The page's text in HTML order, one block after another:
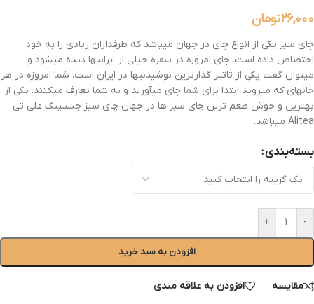
۲۶,۰۰۰تومان
چای سبز یکی از انواع چای در جهان میباشد که طرفداران زیادی را به خود
اختصاص داده است. چای امروزه در سفره خیلی از ایرانیها دیده میشود و
میتوان گفت یکی از تاثیر گذارترین نوشیدنیها در ایران است. شما امروزه در هر
خانهای که میروید ابتدا برای شما چای میآورند و به شما تعارف میکنند. یکی از
بهترین و خوش طعم ترین چای سبز ها در جهان چای سبز جنسینگ علی تی
Alitea میباشد.
بسته‌بندی
-
+
افزودن به سبد خرید
مقایسه افزودن به علاقه مندی